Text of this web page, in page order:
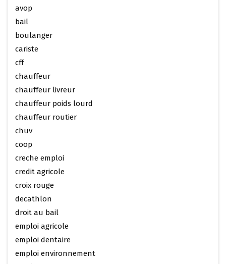
avop
bail
boulanger
cariste
cff
chauffeur
chauffeur livreur
chauffeur poids lourd
chauffeur routier
chuv
coop
creche emploi
credit agricole
croix rouge
decathlon
droit au bail
emploi agricole
emploi dentaire
emploi environnement